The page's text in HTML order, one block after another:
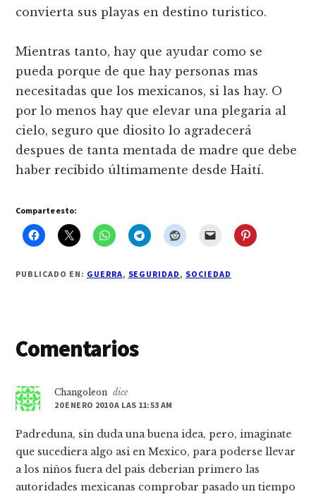
convierta sus playas en destino turistico.
Mientras tanto, hay que ayudar como se
pueda porque de que hay personas mas
necesitadas que los mexicanos, si las hay. O
por lo menos hay que elevar una plegaria al
cielo, seguro que diosito lo agradecerá
despues de tanta mentada de madre que debe
haber recibido últimamente desde Haití.
Comparte esto:
PUBLICADO EN: GUERRA, SEGURIDAD, SOCIEDAD
Interacciones
los
lectores
Comentarios
Changoleon dice
20 ENERO 2010 A LAS 11:53 AM
Padreduna, sin duda una buena idea, pero, imaginate
que sucediera algo asi en Mexico, para poderse llevar
a los niños fuera del pais deberian primero las
autoridades mexicanas comprobar pasado un tiempo